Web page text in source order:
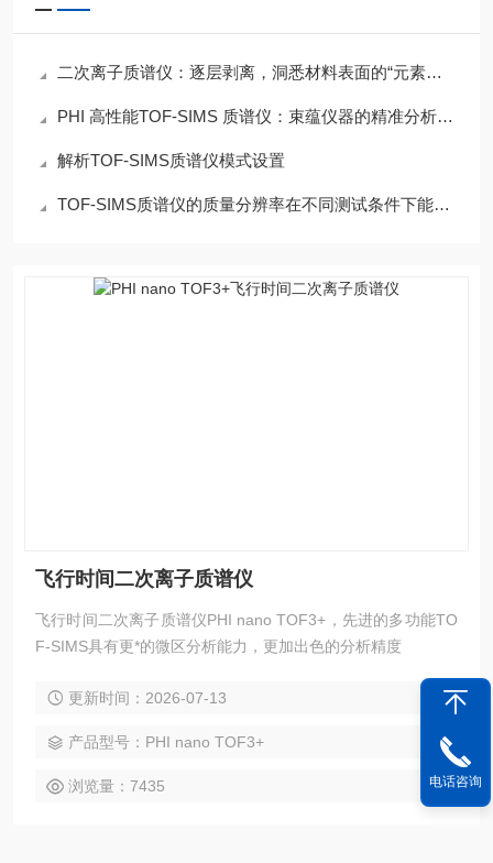
二次离子质谱仪：逐层剥离，洞悉材料表面的“元素指纹”
PHI 高性能TOF-SIMS 质谱仪：束蕴仪器的精准分析方案
解析TOF-SIMS质谱仪模式设置
TOF-SIMS质谱仪的质量分辨率在不同测试条件下能达到什么水平？
飞行时间二次离子质谱仪
飞行时间二次离子质谱仪PHI nano TOF3+，先进的多功能TO
F-SIMS具有更*的微区分析能力，更加出色的分析精度
更新时间：2026-07-13
产品型号：PHI nano TOF3+
浏览量：7435 电话咨询